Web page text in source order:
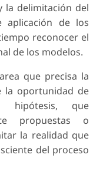
la delimitación del
de los
reconocer el
de los modelos.
que precisa la
la opor­tunidad de
hipótesis, que
propuestas o
la realidad que
del proceso